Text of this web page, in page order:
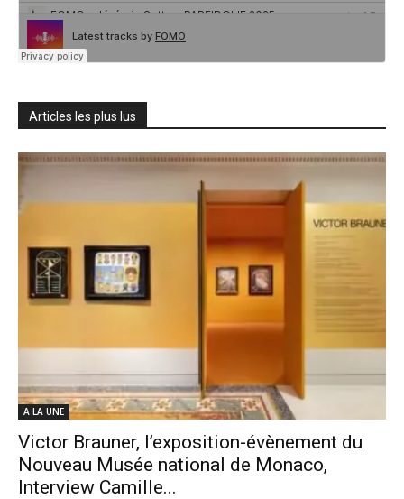
Articles les plus lus
A LA UNE
Victor Brauner, l’exposition-évènement du
Nouveau Musée national de Monaco,
Interview Camille...